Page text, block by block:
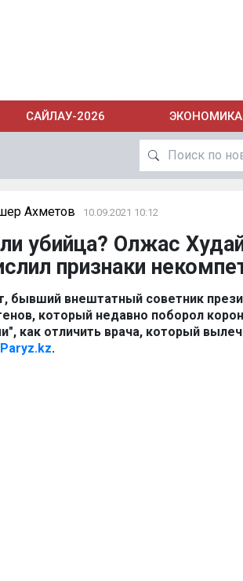
САЙЛАУ-2026 ЭКОНОМИКА
Ахметов 10.09.2021 10:12
убийца? Олжас
признаки
бывший внештатный советник
который недавно поборол
как отличить врача, который
Paryz.kz.